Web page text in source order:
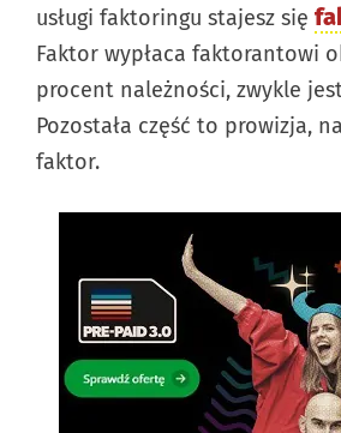
usługi faktoringu stajesz się
Faktor wypłaca faktorantowi
procent należności, zwykle
Pozostała część to prowizja,
faktor.